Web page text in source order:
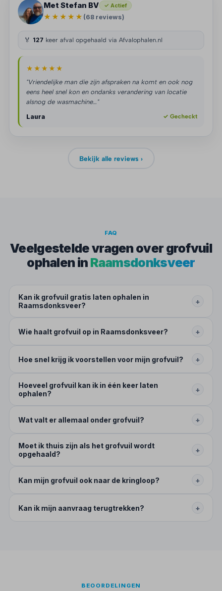
Met Stefan BV ✓ Actief
★★★★★ (68 reviews)
🏅 127 keer afval opgehaald via Afvalophalen.nl
★★★★★
"Vriendelijke man die zijn afspraken na komt en ook nog
eens heel snel kon en ondanks verandering van locatie
alsnog de wasmachine…"
Laura
✓ Gecheckt
Bekijk alle reviews ›
FAQ
Veelgestelde vragen over grofvuil
ophalen in Raamsdonksveer
Kan ik grofvuil gratis laten ophalen in
Raamsdonksveer?
+
Wie haalt grofvuil op in Raamsdonksveer? +
Hoe snel krijg ik voorstellen voor mijn grofvuil? +
Hoeveel grofvuil kan ik in één keer laten
ophalen?
+
Wat valt er allemaal onder grofvuil? +
Moet ik thuis zijn als het grofvuil wordt
opgehaald?
+
Kan mijn grofvuil ook naar de kringloop? +
Kan ik mijn aanvraag terugtrekken? +
BEOORDELINGEN